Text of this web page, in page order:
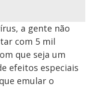
a gente não
com 5 mil
que seja um
efeitos especiais
emular o